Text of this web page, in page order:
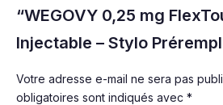
“WEGOVY 0,25 mg
Injectable – Stylo
Votre adresse e-mail ne sera pas
obligatoires sont indiqués avec *